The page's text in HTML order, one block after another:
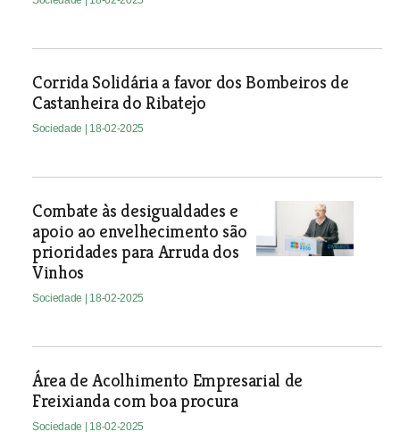
Corrida Solidária a favor dos Bombeiros de
Castanheira do Ribatejo
Sociedade | 18-02-2025
Combate às desigualdades e
apoio ao envelhecimento são
prioridades para Arruda dos
Vinhos
Sociedade | 18-02-2025
Área de Acolhimento Empresarial de
Freixianda com boa procura
Sociedade | 18-02-2025